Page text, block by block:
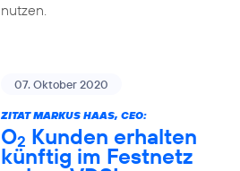
nutzen.
07. Oktober 2020
ZITAT MARKUS HAAS, CEO:
O2 Kunden erhalten
künftig im Festnetz